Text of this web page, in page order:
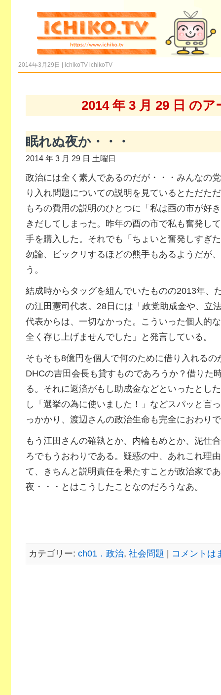
2014年3月29日 | ichikoTV ichikoTV
2014 年 3 月 29 日 のア
眠れぬ夜か・・・
2014 年 3 月 29 日 土曜日
政治には全く素人であるのだが・・・みんなの
り入れ問題についての説明を見ているとただた
もろの費用の説明のひとつに「私は酉の市が好
きだしてしまった。昨年の酉の市で私も奮発し
手を購入した。それでも「ちょいと奮発しすぎ
勿論、ビックリするほどの熊手もあるようだが
う。
結成時からタッグを組んでいたものの2013年、
の江田憲司代表。28日には「政党助成金や、立
代表からは、一切なかった。こういった個人的
全く存じ上げませんでした」と発言している。
そもそも8億円を個人で何のために借り入れる
DHCの吉田会長も貸すものであろうか？借りた
る。それに返済がもし助成金などといったとし
し「選挙の為に使いました！」などスパッと言
っかかり、渡辺さんの政治生命も完全におわり
もう江田さんの確執とか、内輪もめとか、泥仕
ろでもうおわりである。疑惑の中、あれこれ理
て、きちんと説明責任を果たすことが政治家で
夜・・・とはこうしたことなのだろうなあ。
カテゴリー: ch01．政治, 社会問題 コメントは